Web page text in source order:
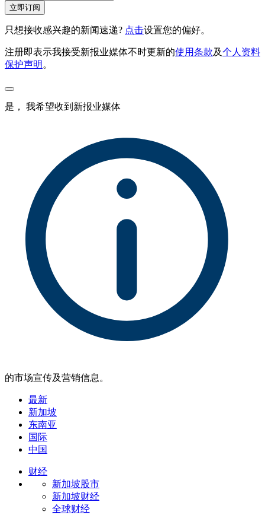
立即订阅
只想接收感兴趣的新闻速递? 点击设置您的偏好。
注册即表示我接受新报业媒体不时更新的使用条款及个人资料
保护声明 。
是， 我希望收到新报业媒体
的市场宣传及营销信息。
最新
新加坡
东南亚
国际
中国
财经
新加坡股市
新加坡财经
全球财经